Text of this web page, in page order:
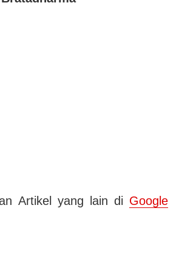
Artikel yang lain di Google